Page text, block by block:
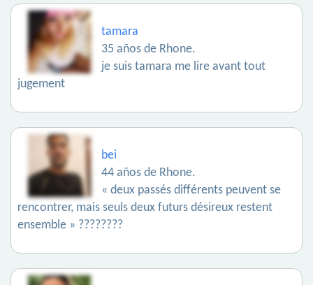
tamara
35 años de Rhone.
je suis tamara me lire avant tout
jugement
bei
44 años de Rhone.
« deux passés différents peuvent se
rencontrer, mais seuls deux futurs désireux restent
ensemble » ????????